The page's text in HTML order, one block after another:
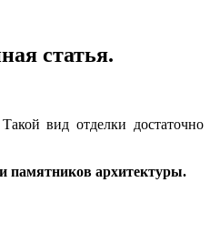
статья.
вид отделки достаточно
памятников архитектуры.